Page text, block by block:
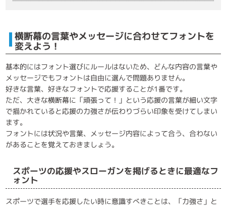
横断幕の言葉やメッセージに合わせてフォントを
変えよう！
基本的にはフォント選びにルールはないため、どんな内容の言葉や
メッセージでもフォントは自由に選んで問題ありません。
好きな言葉、好きなフォントで応援することが1番です。
ただ、大きな横断幕に「頑張って！」という応援の言葉が細い文字
で描かれていると応援の力強さが伝わりづらい印象を受けてしまい
ます。
フォントには状況や言葉、メッセージ内容によって合う、合わない
があることを覚えておきましょう。
スポーツの応援やスローガンを掲げるときに最適なフ
ォント
スポーツで選手を応援したい時に意識すべきことは、「力強さ」と